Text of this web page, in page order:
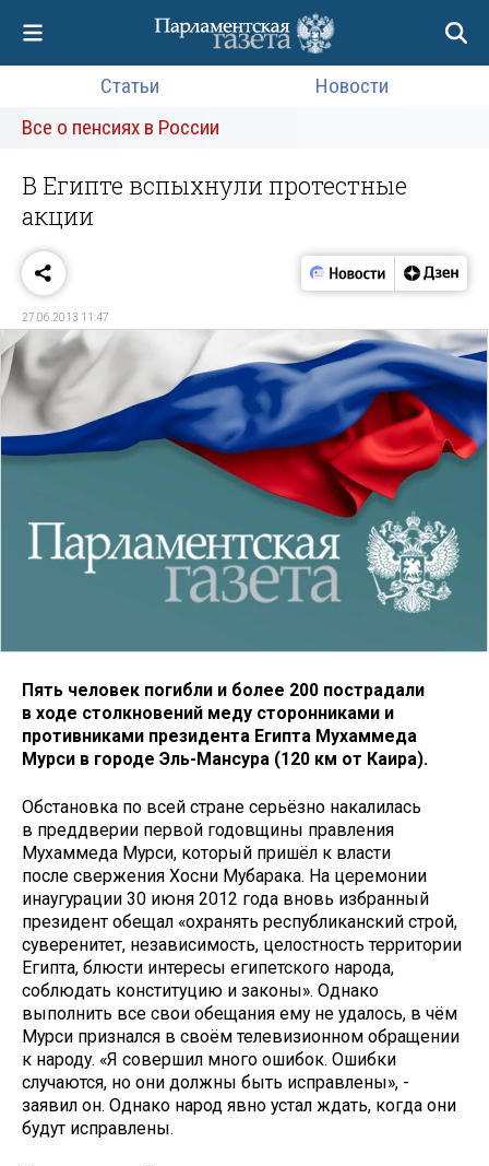
Статьи
Новости
Все о пенсиях в России
В Египте вспыхнули протестные
акции
27.06.2013 11:47
Пять человек погибли и более 200 пострадали
в ходе столкновений меду сторонниками и
противниками президента Египта Мухаммеда
Мурси в городе Эль-Мансура (120 км от Каира).
Обстановка по всей стране серьёзно накалилась
в преддверии первой годовщины правления
Мухаммеда Мурси, который пришёл к власти
после свержения Хосни Мубарака. На церемонии
инаугурации 30 июня 2012 года вновь избранный
президент обещал «охранять республиканский строй,
суверенитет, независимость, целостность территории
Египта, блюсти интересы египетского народа,
соблюдать конституцию и законы». Однако
выполнить все свои обещания ему не удалось, в чём
Мурси признался в своём телевизионном обращении
к народу. «Я совершил много ошибок. Ошибки
случаются, но они должны быть исправлены», -
заявил он. Однако народ явно устал ждать, когда они
будут исправлены.